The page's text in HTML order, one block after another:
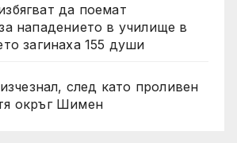
да поемат
нападението в училище в
загинаха 155 души
след като проливен
окръг Шимен